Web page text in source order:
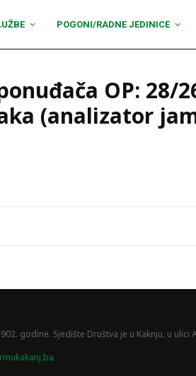
POGONI/RADNE JEDINICE
OP: 28/
(analizator
godine. Sjedište Društva je u Kaknju, u ulici